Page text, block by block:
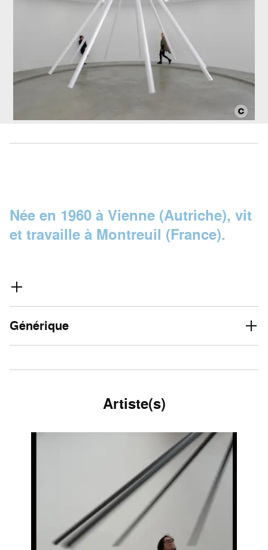
Née en 1960 à Vienne (Autriche), vit
et travaille à Montreuil (France).
Générique
Artiste(s)